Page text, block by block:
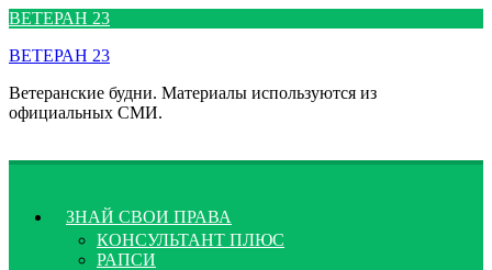
Перейти
содержимому
ВЕТЕРАН 23
ВЕТЕРАН 23
Ветеранские будни. Материалы используются из
официальных СМИ.
ЗНАЙ СВОИ ПРАВА
КОНСУЛЬТАНТ ПЛЮС
РАПСИ